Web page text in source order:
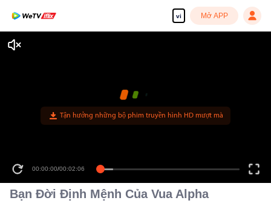
vi Mở APP
Tận hưởng những bộ phim truyền hình HD mượt mà
00:00:00/00:02:06
Bạn Đời Định Mệnh Của Vua Alpha